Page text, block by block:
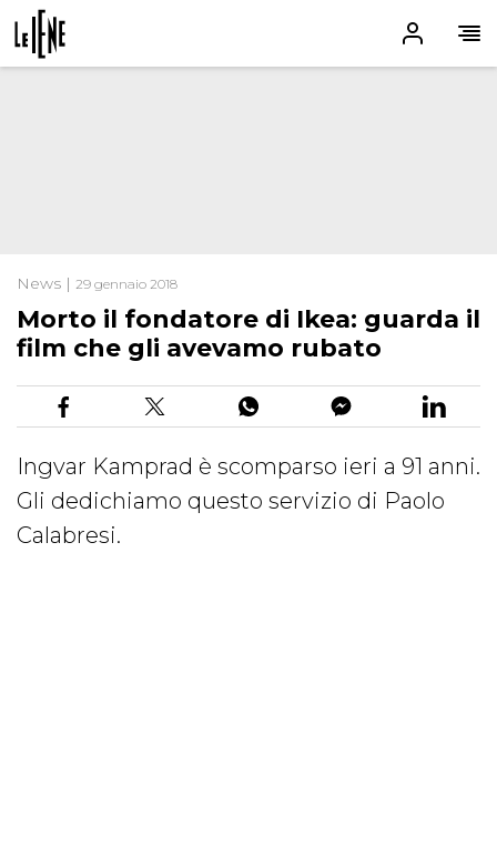
News | 29 gennaio 2018
Morto il fondatore di Ikea: guarda il
film che gli avevamo rubato
Ingvar Kamprad è scomparso ieri a 91 anni.
Gli dedichiamo questo servizio di Paolo
Calabresi.